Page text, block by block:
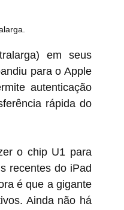
em seus
para o Apple
autenticação
rápida do
o chip U1 para
recentes do iPad
é que a gigante
Ainda não há